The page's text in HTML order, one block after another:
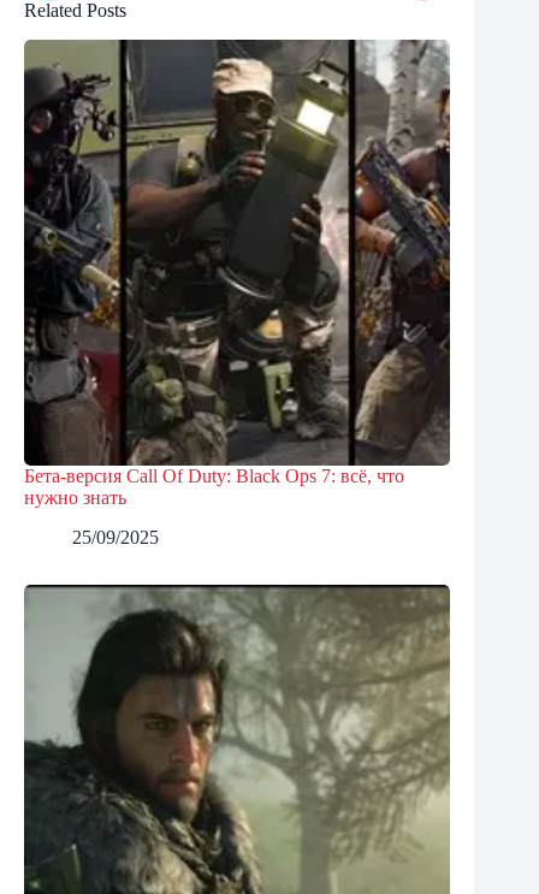
Related Posts
Бета-версия Call Of Duty: Black Ops 7: всё, что
нужно знать
25/09/2025